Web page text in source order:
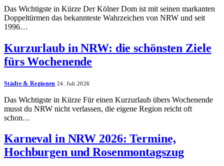
Das Wichtigste in Kürze Der Kölner Dom ist mit seinen markanten
Doppeltürmen das bekannteste Wahrzeichen von NRW und seit
1996…
Kurzurlaub in NRW: die schönsten Ziele
fürs Wochenende
Städte & Regionen 24. Juli 2026
Das Wichtigste in Kürze Für einen Kurzurlaub übers Wochenende
musst du NRW nicht verlassen, die eigene Region reicht oft
schon…
Karneval in NRW 2026: Termine,
Hochburgen und Rosenmontagszug